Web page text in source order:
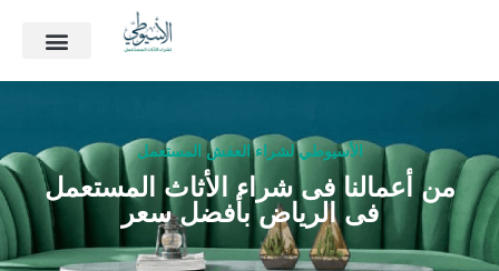
الأسيوطي لشراء العفش المستعمل
من أعمالنا فى شراء الأثاث المستعمل
فى الرياض بأفضل سعر